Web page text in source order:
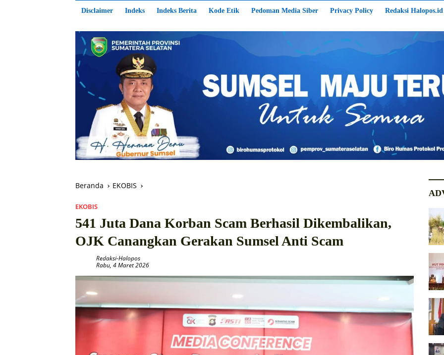
Disclaimer Indeks Indeks Berita Kode Etik Pedoman Media Siber Privacy Policy Redaksi Halopos.id
Beranda EKOBIS
EKOBIS
541 Juta Dana Korban Scam Berhasil Dikembalikan,
OJK Canangkan Gerakan Sumsel Anti Scam
Redaksi-Halopos
Rabu, 4 Maret 2026